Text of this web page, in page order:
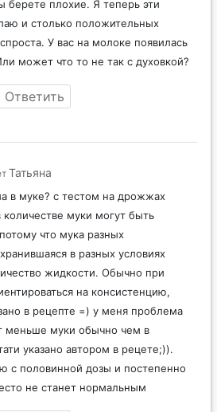
берете плохие. Я теперь эти
и столько положительных
У вас на молоке появилась
может что то не так с духовкой?
Ответить
Татьяна
в муке? с тестом на дрожжах
количестве муки могут быть
что мука разных
в разных условиях
жидкости. Обычно при
на консистенцию,
в рецепте =) у меня проблема
меньше муки обычно чем в
указано автором в рецете;)).
с половинной дозы и постепенно
не станет нормальным